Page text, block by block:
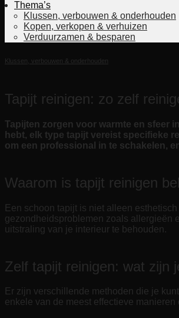
Thema’s
Klussen, verbouwen & onderhouden
Kopen, verkopen & verhuizen
Verduurzamen & besparen
Klussen, verbouwen & onderhouden
Tapijt reinigen: zo zelf
Tapijten zorgen voor warmte en sfeer
hebt, elk type tapijt vereist specifieke
om een professional in te schakelen,
Waarom is tapijt reinigen
Een schoon tapijt is niet alleen
gezondheidsproblemen zoals allergieën
uitstraling van je interieur te behouden.
Zelf tapijt reinigen: wat zijn
Er zijn verschillende methoden die je
enkele van de meest effectieve